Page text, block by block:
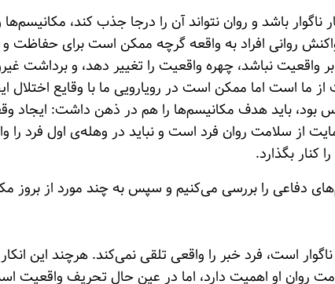
ناگوار باشد و روان نتواند آن را درجا جذب کند،
واکنش روانی افراد به واقعه گرچه ممکن است برای حفاظت
نباشد، چهره واقعیت را تغییر دهد، و برداشت
ما است اما ممکن است در رویارویی ما با وقایع اختلال
باید هدف مکانیسم‌ها را هم در ذهن داشت: ایجاد
از سلامت روان فرد است و نباید در وهله‌ی اول فرد را
کنار بگذارد.
دفاعی را بررسی می‌کنیم و سپس به چند مورد از بروز
است، فرد خبر را واقعی تلقی نمی‌کند. هرچند این
روان او اهمیت دارد، اما در عین حال تحریف واقعیت